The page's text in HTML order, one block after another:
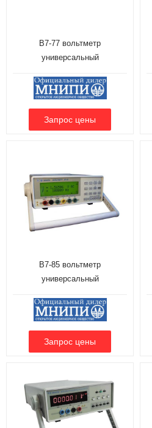
В7-77 вольтметр
универсальный
В7-85 вольтметр
универсальный